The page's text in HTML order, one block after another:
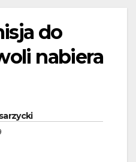
do
nabiera